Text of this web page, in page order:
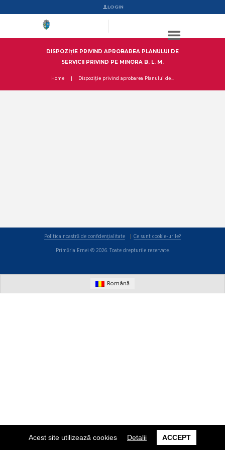
Acest site utilizează cookies Detalii ACCEPT
LOGIN
DISPOZIȚIE PRIVIND APROBAREA PLANULUI DE
SERVICII PRIVIND PE MINORA B. L. M.
Home Dispoziție privind aprobarea Planului de...
Politica noastră de confidențialitate
Ce sunt cookie-urile?
Primăria Ernei © 2026. Toate drepturile rezervate.
Română